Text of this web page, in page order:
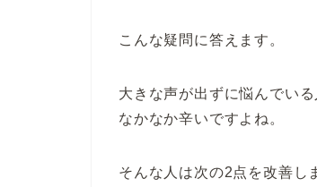
こんな疑問に答えます。
大きな声が出ずに悩んでい
なかなか辛いですよね。
そんな人は次の2点を改善し